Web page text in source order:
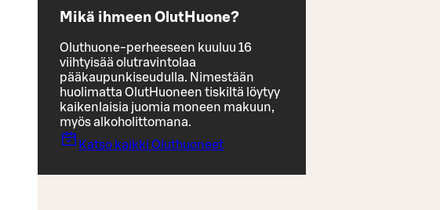
Mikä ihmeen OlutHuone?
Oluthuone-perheeseen kuuluu 16
viihtyisää olutravintolaa
pääkaupunkiseudulla. Nimestään
huolimatta OlutHuoneen tiskiltä löytyy
kaikenlaisia juomia moneen makuun,
myös alkoholittomana.
Katso kaikki Oluthuoneet